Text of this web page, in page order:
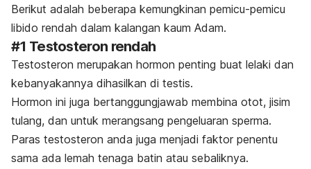
Berikut adalah beberapa kemungkinan pemicu-pemicu
libido rendah dalam kalangan kaum Adam.
#1 Testosteron rendah
Testosteron merupakan hormon penting buat lelaki dan
kebanyakannya dihasilkan di testis.
Hormon ini juga bertanggungjawab membina otot, jisim
tulang, dan untuk merangsang pengeluaran sperma.
Paras testosteron anda juga menjadi faktor penentu
sama ada lemah tenaga batin atau sebaliknya.